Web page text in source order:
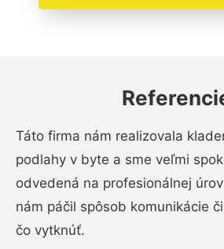
Táto firma nám realizovala
podlahy v byte a sme veľmi
odvedená na profesionálnej
nám páčil spôsob komunikácie
čo vytknúť.